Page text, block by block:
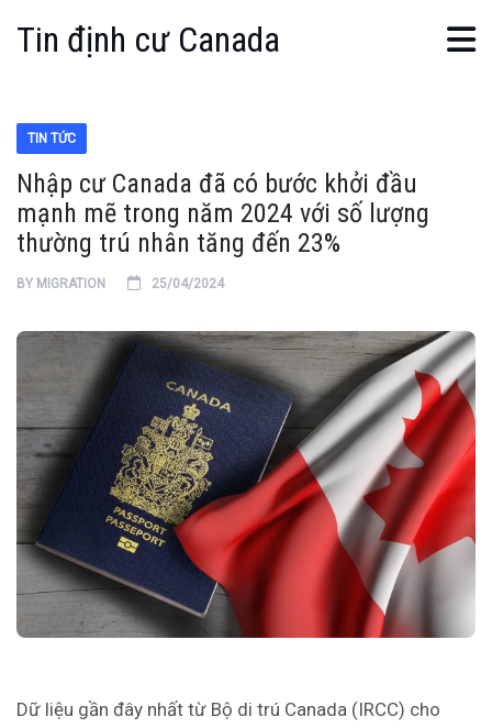
Tin định cư Canada
TIN TỨC
Nhập cư Canada đã có bước khởi đầu
mạnh mẽ trong năm 2024 với số lượng
thường trú nhân tăng đến 23%
BY MIGRATION 25/04/2024
Dữ liệu gần đây nhất từ Bộ di trú Canada (IRCC) cho